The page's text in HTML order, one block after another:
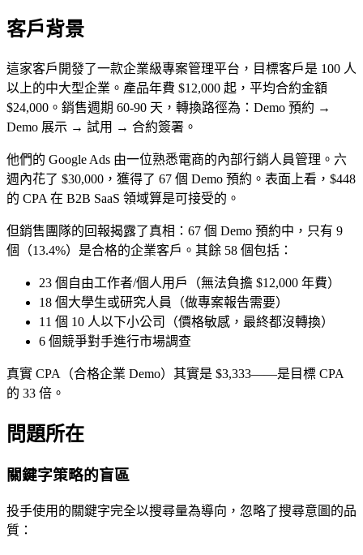
客戶背景
這家客戶開發了一款企業級專案管理平台，目標客戶是 100 人
以上的中大型企業。產品年費 $12,000 起，平均合約金額
$24,000。銷售週期 60-90 天，轉換路徑為：Demo 預約 →
Demo 展示 → 試用 → 合約簽署。
他們的 Google Ads 由一位熟悉電商的內部行銷人員管理。六
週內花了 $30,000，獲得了 67 個 Demo 預約。表面上看，$448
的 CPA 在 B2B SaaS 領域算是可接受的。
但銷售團隊的回報揭露了真相：67 個 Demo 預約中，只有 9
個（13.4%）是合格的企業客戶。其餘 58 個包括：
23 個自由工作者/個人用戶（無法負擔 $12,000 年費）
18 個大學生或研究人員（做專案報告需要）
11 個 10 人以下小公司（價格敏感，最終都沒轉換）
6 個競爭對手進行市場調查
真實 CPA（合格企業 Demo）其實是 $3,333——是目標 CPA
的 33 倍。
問題所在
關鍵字策略的盲區
投手使用的關鍵字完全以搜尋量為導向，忽略了搜尋意圖的品
質：